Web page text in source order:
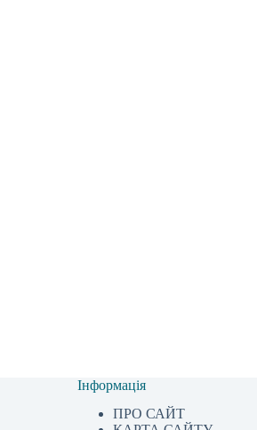
Інформація
ПРО САЙТ